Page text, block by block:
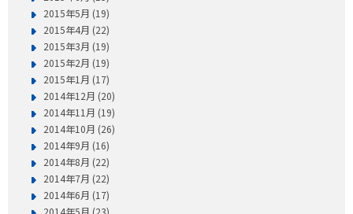
2015年5月 (19)
2015年4月 (22)
2015年3月 (19)
2015年2月 (19)
2015年1月 (17)
2014年12月 (20)
2014年11月 (19)
2014年10月 (26)
2014年9月 (16)
2014年8月 (22)
2014年7月 (22)
2014年6月 (17)
2014年5月 (23)